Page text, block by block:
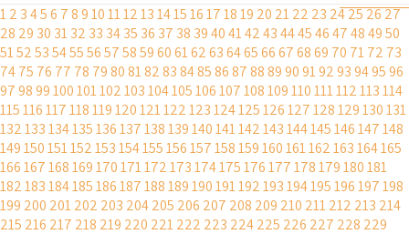
12 3456 78910111213141516171819 20 2122 23 24252627
28 29 30 3132 33 3435 36 37 38 394041424344454647484950
51525354555657585960616263646566676869 70 7172 73
7475 76 77 78 798081828384858687888990919293949596
979899100101102103104105106107108109110111112113114
115116117118119120121122123124125126127128129130131
132133134135136137138139140141142143144145146147148
149150151152153154155156157158159160161162163164165
166167168169170171172173174175176177178179180181
182183184185186187188189190191192193194195196197198
199 200 201202 203 204205 206 207 208 209 210 211212 213 214
215 216 217 218 219 220 221222 223 224225 226 227 228 229